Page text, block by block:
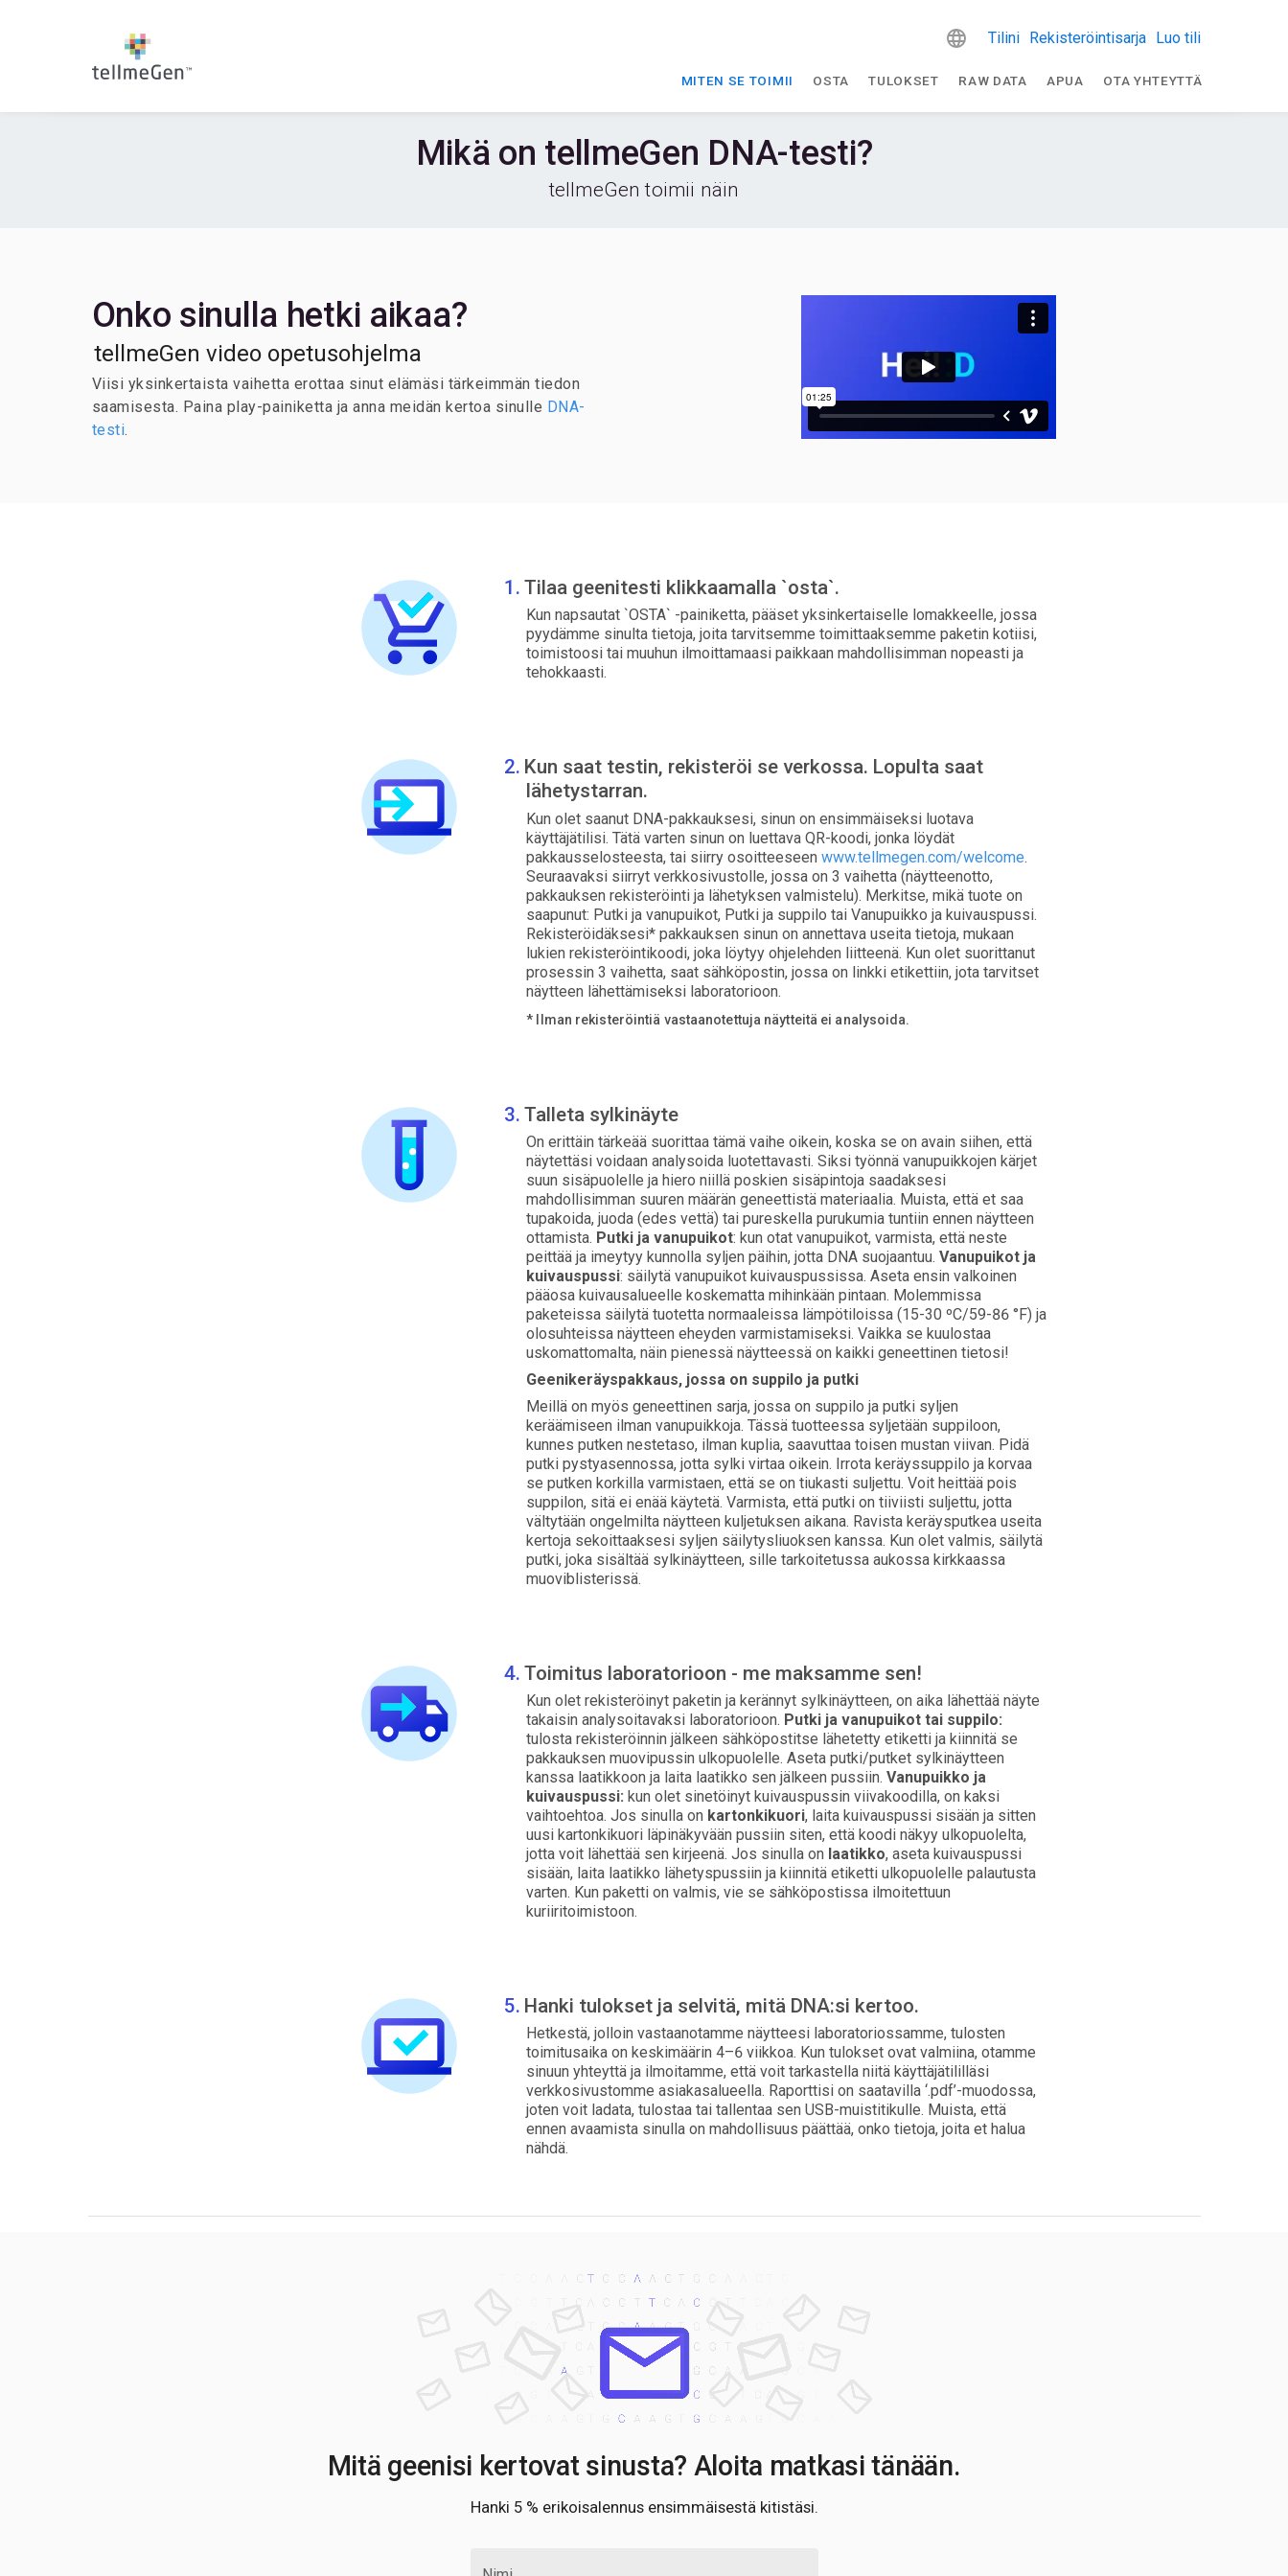
Tilini Rekisteröintisarja Luo tili
MITEN SE TOIMII OSTA TULOKSET RAW DATA APUA OTA YHTEYTTÄ
Mikä on tellmeGen DNA-testi?
tellmeGen toimii näin
Onko sinulla hetki aikaa?
tellmeGen video opetusohjelma
Viisi yksinkertaista vaihetta erottaa sinut elämäsi tärkeimmän tiedon
saamisesta. Paina play-painiketta ja anna meidän kertoa sinulle DNA-
testi.
Tilaa geenitesti klikkaamalla `osta`.
Kun napsautat `OSTA` -painiketta, pääset yksinkertaiselle lomakkeelle, jossa
pyydämme sinulta tietoja, joita tarvitsemme toimittaaksemme paketin kotiisi,
toimistoosi tai muuhun ilmoittamaasi paikkaan mahdollisimman nopeasti ja
tehokkaasti.
Kun saat testin, rekisteröi se verkossa. Lopulta saat
lähetystarran.
Kun olet saanut DNA-pakkauksesi, sinun on ensimmäiseksi luotava
käyttäjätilisi. Tätä varten sinun on luettava QR-koodi, jonka löydät
pakkausselosteesta, tai siirry osoitteeseenwww.tellmegen.com/welcome.
Seuraavaksi siirryt verkkosivustolle, jossa on 3 vaihetta (näytteenotto,
pakkauksen rekisteröinti ja lähetyksen valmistelu). Merkitse, mikä tuote on
saapunut: Putki ja vanupuikot, Putki ja suppilo tai Vanupuikko ja kuivauspussi.
Rekisteröidäksesi* pakkauksen sinun on annettava useita tietoja, mukaan
lukien rekisteröintikoodi, joka löytyy ohjelehden liitteenä. Kun olet suorittanut
prosessin 3 vaihetta, saat sähköpostin, jossa on linkki etikettiin, jota tarvitset
näytteen lähettämiseksi laboratorioon.
* Ilman rekisteröintiä vastaanotettuja näytteitä ei analysoida.
Talleta sylkinäyte
On erittäin tärkeää suorittaa tämä vaihe oikein, koska se on avain siihen, että
näytettäsi voidaan analysoida luotettavasti. Siksi työnnä vanupuikkojen kärjet
suun sisäpuolelle ja hiero niillä poskien sisäpintoja saadaksesi
mahdollisimman suuren määrän geneettistä materiaalia. Muista, että et saa
tupakoida, juoda (edes vettä) tai pureskella purukumia tuntiin ennen näytteen
ottamista. Putki ja vanupuikot: kun otat vanupuikot, varmista, että neste
peittää ja imeytyy kunnolla syljen päihin, jotta DNA suojaantuu.Vanupuikot ja
kuivauspussi: säilytä vanupuikot kuivauspussissa. Aseta ensin valkoinen
pääosa kuivausalueelle koskematta mihinkään pintaan. Molemmissa
paketeissa säilytä tuotetta normaaleissa lämpötiloissa (15-30 ºC/59-86 °F) ja
olosuhteissa näytteen eheyden varmistamiseksi. Vaikka se kuulostaa
uskomattomalta, näin pienessä näytteessä on kaikki geneettinen tietosi!
Geenikeräyspakkaus, jossa on suppilo ja putki
Meillä on myös geneettinen sarja, jossa on suppilo ja putki syljen
keräämiseen ilman vanupuikkoja. Tässä tuotteessa syljetään suppiloon,
kunnes putken nestetaso, ilman kuplia, saavuttaa toisen mustan viivan. Pidä
putki pystyasennossa, jotta sylki virtaa oikein. Irrota keräyssuppilo ja korvaa
se putken korkilla varmistaen, että se on tiukasti suljettu. Voit heittää pois
suppilon, sitä ei enää käytetä. Varmista, että putki on tiiviisti suljettu, jotta
vältytään ongelmilta näytteen kuljetuksen aikana. Ravista keräysputkea useita
kertoja sekoittaaksesi syljen säilytysliuoksen kanssa. Kun olet valmis, säilytä
putki, joka sisältää sylkinäytteen, sille tarkoitetussa aukossa kirkkaassa
muoviblisterissä.
Toimitus laboratorioon - me maksamme sen!
Kun olet rekisteröinyt paketin ja kerännyt sylkinäytteen, on aika lähettää näyte
takaisin analysoitavaksi laboratorioon. Putki ja vanupuikot tai suppilo:
tulosta rekisteröinnin jälkeen sähköpostitse lähetetty etiketti ja kiinnitä se
pakkauksen muovipussin ulkopuolelle. Aseta putki/putket sylkinäytteen
kanssa laatikkoon ja laita laatikko sen jälkeen pussiin.Vanupuikko ja
kuivauspussi: kun olet sinetöinyt kuivauspussin viivakoodilla, on kaksi
vaihtoehtoa. Jos sinulla on kartonkikuori, laita kuivauspussi sisään ja sitten
uusi kartonkikuori läpinäkyvään pussiin siten, että koodi näkyy ulkopuolelta,
jotta voit lähettää sen kirjeenä. Jos sinulla on laatikko, aseta kuivauspussi
sisään, laita laatikko lähetyspussiin ja kiinnitä etiketti ulkopuolelle palautusta
varten. Kun paketti on valmis, vie se sähköpostissa ilmoitettuun
kuriiritoimistoon.
Hanki tulokset ja selvitä, mitä DNA:si kertoo.
Hetkestä, jolloin vastaanotamme näytteesi laboratoriossamme, tulosten
toimitusaika on keskimäärin 4–6 viikkoa. Kun tulokset ovat valmiina, otamme
sinuun yhteyttä ja ilmoitamme, että voit tarkastella niitä käyttäjätililläsi
verkkosivustomme asiakasalueella. Raporttisi on saatavilla ‘.pdf’-muodossa,
joten voit ladata, tulostaa tai tallentaa sen USB-muistitikulle. Muista, että
ennen avaamista sinulla on mahdollisuus päättää, onko tietoja, joita et halua
nähdä.
Mitä geenisi kertovat sinusta? Aloita matkasi tänään.
Hanki 5 % erikoisalennus ensimmäisestä kitistäsi.